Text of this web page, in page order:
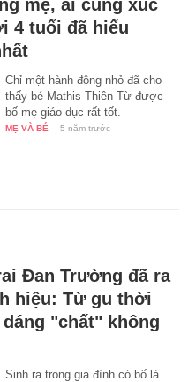
mẹ, ai cũng xúc
4 tuổi đã hiểu
Chỉ một hành động nhỏ đã cho
thấy bé Mathis Thiên Từ được
bố mẹ giáo dục rất tốt.
MẸ VÀ BÉ - 5 năm trước
Đan Trường đã ra
hiệu: Từ gu thời
"chất" không
Sinh ra trong gia đình có bố là